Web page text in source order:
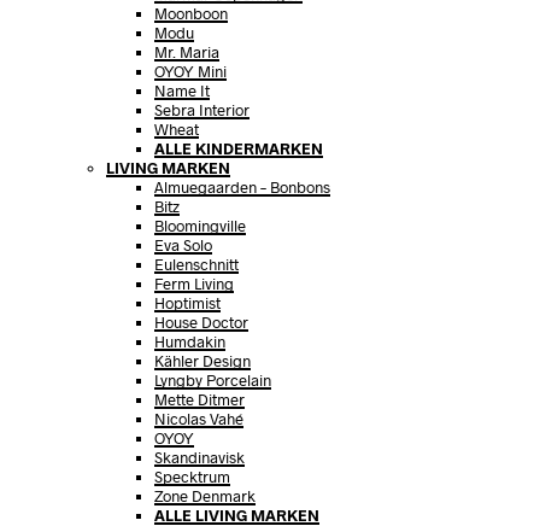
Moonboon
Modu
Mr. Maria
OYOY Mini
Name It
Sebra Interior
Wheat
ALLE KINDERMARKEN
LIVING MARKEN
Almuegaarden – Bonbons
Bitz
Bloomingville
Eva Solo
Eulenschnitt
Ferm Living
Hoptimist
House Doctor
Humdakin
Kähler Design
Lyngby Porcelain
Mette Ditmer
Nicolas Vahé
OYOY
Skandinavisk
Specktrum
Zone Denmark
ALLE LIVING MARKEN